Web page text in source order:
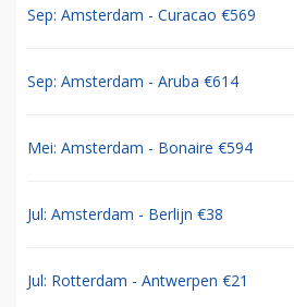
Sep: Amsterdam - Curacao €569
Sep: Amsterdam - Aruba €614
Mei: Amsterdam - Bonaire €594
Jul: Amsterdam - Berlijn €38
Jul: Rotterdam - Antwerpen €21